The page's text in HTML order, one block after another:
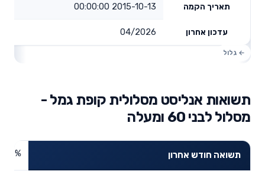
תאריך הקמה 2015-10-13 00:00:00
עדכון אחרון 04/2026
תשואות אנליסט מסלולית קופת גמל -
מסלול לבני 60 ומעלה
תשואה חודש אחרון